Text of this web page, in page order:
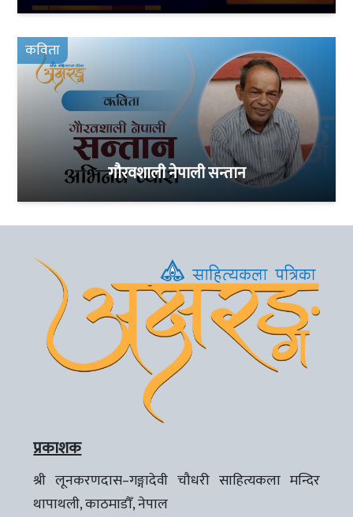
कविता
गौरवशाली नेपाली सन्तान
प्रकाशक
श्री लूनकरणदास–गङ्गादेवी चौधरी साहित्यकला मन्दिर
थापाथली, काठमाडौँ, नेपाल